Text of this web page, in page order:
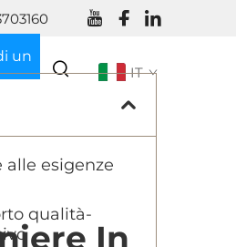
un
IT
In
alle esigenze
qualità-